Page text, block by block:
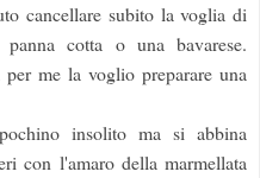
cancellare subito la voglia di
cotta o una bavarese.
me la voglio preparare una
insolito ma si abbina
con l'amaro della marmellata